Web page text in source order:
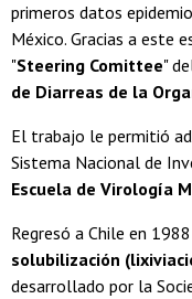
primeros datos
México. Gracias a este
"Steering Comittee"
de Diarreas de la
El trabajo le permitió
Sistema Nacional de
Escuela de Virología
Regresó a Chile en
solubilización
desarrollado por la